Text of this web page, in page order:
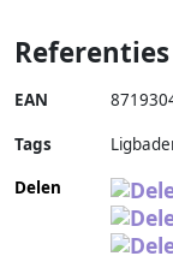
Referenties
EAN
Tags
Delen